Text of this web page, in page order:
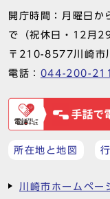
開庁時間：月曜日
で（祝休日・12月
〒210-8577川崎市
電話： 044-200-
所在地と地図
川崎市ホームペー